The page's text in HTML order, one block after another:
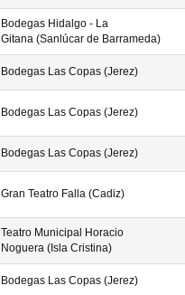
Bodegas Hidalgo - La
Gitana (Sanlúcar de Barrameda)
Bodegas Las Copas (Jerez)
Bodegas Las Copas (Jerez)
Bodegas Las Copas (Jerez)
Gran Teatro Falla (Cadiz)
Teatro Municipal Horacio
Noguera (Isla Cristina)
Bodegas Las Copas (Jerez)